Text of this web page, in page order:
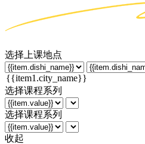
选择上课地点
选择课程系列
选择课程系列
收起